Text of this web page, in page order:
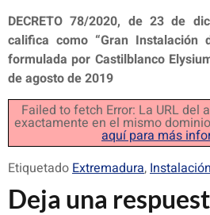
DECRETO 78/2020, de 23 de
califica como “Gran Instalación
formulada por Castilblanco
de agosto de 2019
Failed to fetch Error: La URL del
exactamente en el mismo
aquí para más
Etiquetado Extremadura,
Deja una